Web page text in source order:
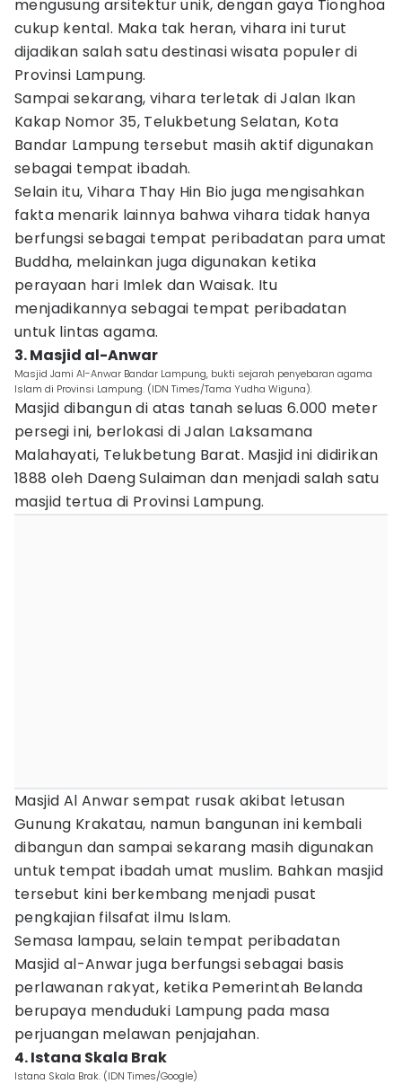
mengusung arsitektur unik, dengan gaya Tionghoa
cukup kental. Maka tak heran, vihara ini turut
dijadikan salah satu destinasi wisata populer di
Provinsi Lampung.
Sampai sekarang, vihara terletak di Jalan Ikan
Kakap Nomor 35, Telukbetung Selatan, Kota
Bandar Lampung tersebut masih aktif digunakan
sebagai tempat ibadah.
Selain itu, Vihara Thay Hin Bio juga mengisahkan
fakta menarik lainnya bahwa vihara tidak hanya
berfungsi sebagai tempat peribadatan para umat
Buddha, melainkan juga digunakan ketika
perayaan hari Imlek dan Waisak. Itu
menjadikannya sebagai tempat peribadatan
untuk lintas agama.
3. Masjid al-Anwar
Masjid Jami Al-Anwar Bandar Lampung, bukti sejarah penyebaran agama
Islam di Provinsi Lampung. (IDN Times/Tama Yudha Wiguna).
Masjid dibangun di atas tanah seluas 6.000 meter
persegi ini, berlokasi di Jalan Laksamana
Malahayati, Telukbetung Barat. Masjid ini didirikan
1888 oleh Daeng Sulaiman dan menjadi salah satu
masjid tertua di Provinsi Lampung.
Masjid Al Anwar sempat rusak akibat letusan
Gunung Krakatau, namun bangunan ini kembali
dibangun dan sampai sekarang masih digunakan
untuk tempat ibadah umat muslim. Bahkan masjid
tersebut kini berkembang menjadi pusat
pengkajian filsafat ilmu Islam.
Semasa lampau, selain tempat peribadatan
Masjid al-Anwar juga berfungsi sebagai basis
perlawanan rakyat, ketika Pemerintah Belanda
berupaya menduduki Lampung pada masa
perjuangan melawan penjajahan.
4. Istana Skala Brak
Istana Skala Brak. (IDN Times/Google)